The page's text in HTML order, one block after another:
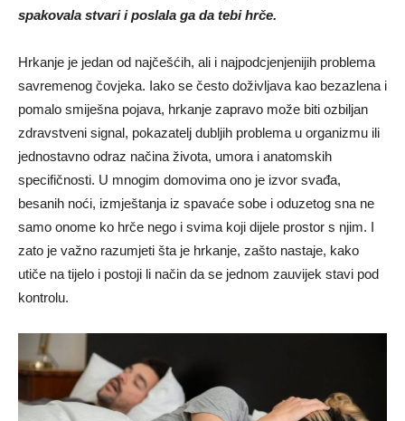
spakovala stvari i poslala ga da tebi hrče.
Hrkanje je jedan od najčešćih, ali i najpodcjenjenijih problema
savremenog čovjeka. Iako se često doživljava kao bezazlena i
pomalo smiješna pojava, hrkanje zapravo može biti ozbiljan
zdravstveni signal, pokazatelj dubljih problema u organizmu ili
jednostavno odraz načina života, umora i anatomskih
specifičnosti. U mnogim domovima ono je izvor svađa,
besanih noći, izmještanja iz spavaće sobe i oduzetog sna ne
samo onome ko hrče nego i svima koji dijele prostor s njim. I
zato je važno razumjeti šta je hrkanje, zašto nastaje, kako
utiče na tijelo i postoji li način da se jednom zauvijek stavi pod
kontrolu.